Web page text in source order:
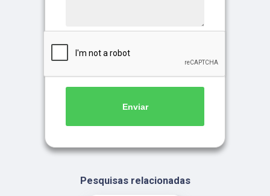
Enviar
Pesquisas relacionadas